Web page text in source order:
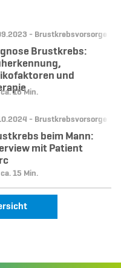
- Kategorie:
Brustkrebsvorsorge
Lesedauer:
ca. 16 Min.
Brustkrebs:
und
- Kategorie:
Brustkrebsvorsorge
Lesedauer:
ca. 15 Min.
beim Mann:
mit Patient